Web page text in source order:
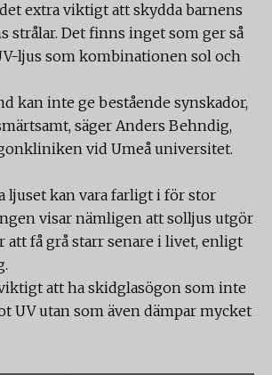
extra viktigt att skydda barnens
strålar. Det finns inget som ger så
ljus som kombinationen sol och
kan inte ge bestående synskador,
säger Anders Behndig,
vid Umeå universitet.
ljuset kan vara farligt i för stor
visar nämligen att solljus utgör
få grå starr senare i livet, enligt
att ha skidglasögon som inte
UV utan som även dämpar mycket